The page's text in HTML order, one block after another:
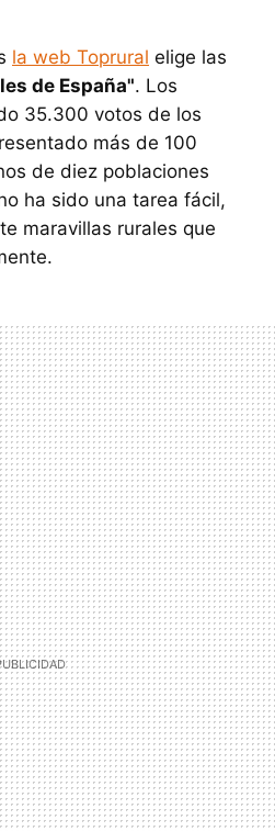
la web Toprural elige las
de España". Los
35.300 votos de los
más de 100
de diez poblaciones
ha sido una tarea fácil,
maravillas rurales que